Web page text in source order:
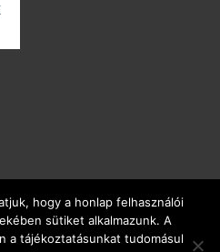
hogy a honlap felhasználói
sütiket alkalmazunk. A
a tájékoztatásunkat tudomásul